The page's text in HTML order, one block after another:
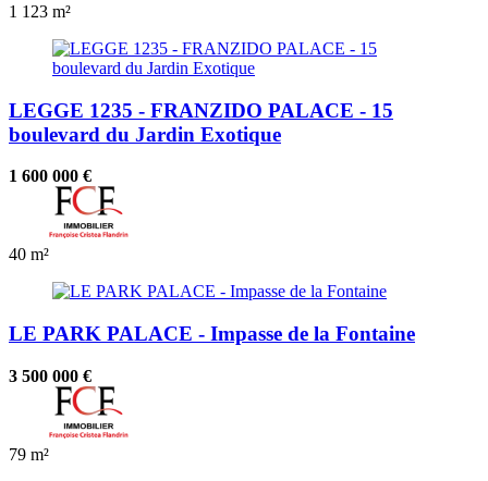
1 123 m²
LEGGE 1235 - FRANZIDO PALACE - 15
boulevard du Jardin Exotique
1 600 000 €
40 m²
LE PARK PALACE - Impasse de la Fontaine
3 500 000 €
79 m²